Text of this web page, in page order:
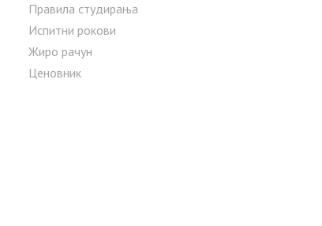
Правила студирања
Испитни рокови
Жиро рачун
Ценовник